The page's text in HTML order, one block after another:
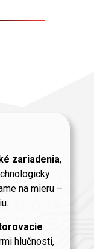
zariadenia,
na mieru –
hlučnosti,